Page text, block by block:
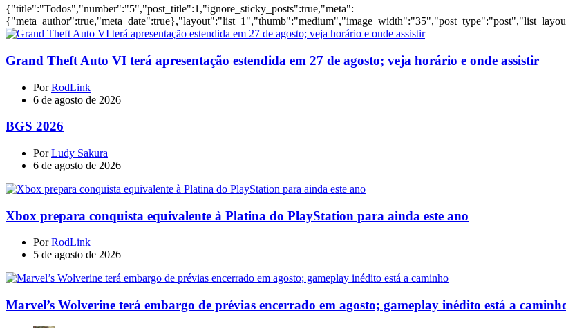
{"title":"Todos","number":"5","post_title":1,"ignore_sticky_posts":true,"meta":
Grand Theft Auto VI terá apresentação estendida em 27 de agosto; veja horário e onde assistir
PorRodLink
6 de agosto de 2026
BGS 2026
PorLudy Sakura
6 de agosto de 2026
Xbox prepara conquista equivalente à Platina do PlayStation para ainda este ano
PorRodLink
5 de agosto de 2026
Marvel’s Wolverine terá embargo de prévias encerrado em agosto; gameplay inédito está a